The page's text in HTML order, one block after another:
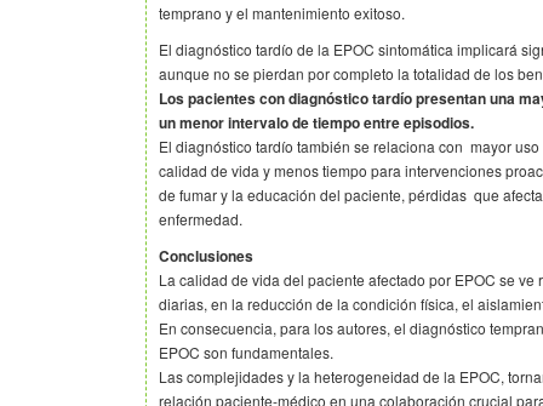
temprano y el mantenimiento exitoso.
El diagnóstico tardío de la EPOC sintomática implicará
aunque no se pierdan por completo la totalidad de los
Los pacientes con diagnóstico tardío presentan una
un menor intervalo de tiempo entre episodios.
El diagnóstico tardío también se relaciona con mayor
calidad de vida y menos tiempo para intervenciones
de fumar y la educación del paciente, pérdidas que
enfermedad.
Conclusiones
La calidad de vida del paciente afectado por EPOC se
diarias, en la reducción de la condición física, el
En consecuencia, para los autores, el diagnóstico
EPOC son fundamentales.
Las complejidades y la heterogeneidad de la EPOC,
relación paciente-médico en una colaboración crucial